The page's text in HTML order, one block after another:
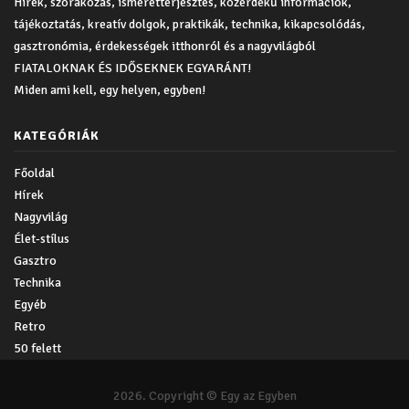
tájékoztatás, kreatív dolgok, praktikák, technika, kikapcsolódás,
gasztronómia, érdekességek itthonról és a nagyvilágból
FIATALOKNAK ÉS IDŐSEKNEK EGYARÁNT!
Miden ami kell, egy helyen, egyben!
KATEGÓRIÁK
Főoldal
Hírek
Nagyvilág
Élet-stílus
Gasztro
Technika
Egyéb
Retro
50 felett
2026. Copyright © Egy az Egyben